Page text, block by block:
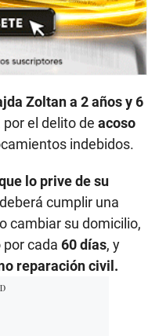
Zoltan a 2 años y 6
el delito de acoso
indebidos.
lo prive de su
cumplir una
cambiar su domicilio,
cada 60 días, y
reparación civil.